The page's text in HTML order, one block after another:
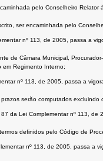
pelo Conselheiro
ser encaminhada pelo
nº 113, de 2005, passa a
de Câmara Municipal,
em Regimento Interno;
nº 113, de 2005, passa a
serão computados
da Lei Complementar nº 113, de
definidos pelo Código de
nº 113, de 2005, passa a